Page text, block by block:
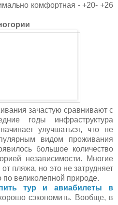
комфортная - +20- +26
зачастую сравнивают с
годы инфраструктура
улучшаться, что не
видом проживания
большое количество
независимости. Многие
пляжа, но это не затрудняет
по великолепной природе.
тур и авиабилеты в
сэкономить. Вообще, в